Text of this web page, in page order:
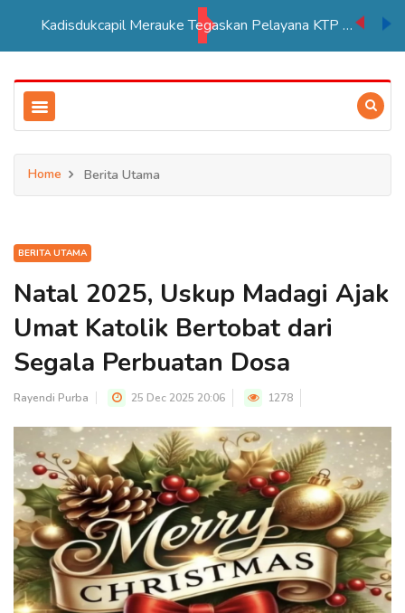
Kadisdukcapil Merauke Tegaskan Pelayana KTP Sesuai SOP
Home Berita Utama
BERITA UTAMA
Natal 2025, Uskup Madagi Ajak
Umat Katolik Bertobat dari
Segala Perbuatan Dosa
Rayendi Purba 25 Dec 2025 20:06 1278